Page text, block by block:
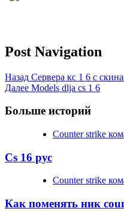
Post Navigation
Назад Сервера кс 1 6 с
Далее Models dlja cs 1 6
Больше историй
Counter strike
Cs 16 рус
Counter strike
Как поменять ник